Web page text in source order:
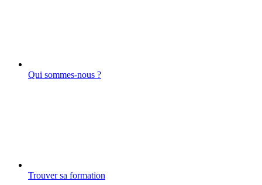
Qui sommes-nous ?
Trouver sa formation